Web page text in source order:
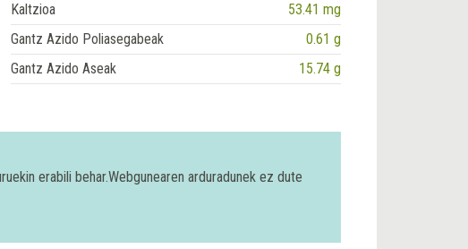
Kaltzioa
53.41 mg
Gantz Azido Poliasegabeak
0.61 g
Gantz Azido Aseak
15.74 g
erabili behar.Webgunearen arduradunek ez dute